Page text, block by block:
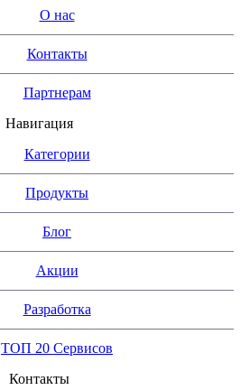
О нас
Контакты
Партнерам
Навигация
Категории
Продукты
Блог
Акции
Разработка
ТОП 20 Сервисов
Контакты